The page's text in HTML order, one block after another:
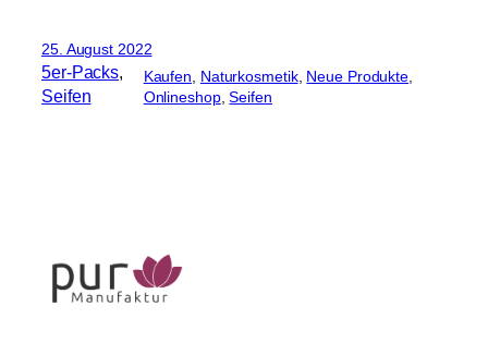
25. August 2022
5er-Packs
Seifen
Kaufen Naturkosmetik, Neue Produkte
Onlineshop, Seifen